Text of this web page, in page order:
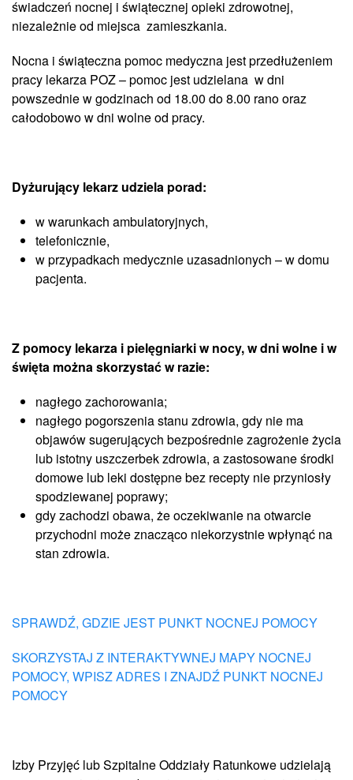
świadczeń nocnej i świątecznej opieki zdrowotnej,
niezależnie od miejsca zamieszkania.
Nocna i świąteczna pomoc medyczna jest przedłużeniem
pracy lekarza POZ – pomoc jest udzielana w dni
powszednie w godzinach od 18.00 do 8.00 rano oraz
całodobowo w dni wolne od pracy.
Dyżurujący lekarz udziela porad:
w warunkach ambulatoryjnych,
telefonicznie,
w przypadkach medycznie uzasadnionych – w domu
pacjenta.
Z pomocy lekarza i pielęgniarki w nocy, w dni wolne i w
święta można skorzystać w razie:
nagłego zachorowania;
nagłego pogorszenia stanu zdrowia, gdy nie ma
objawów sugerujących bezpośrednie zagrożenie życia
lub istotny uszczerbek zdrowia, a zastosowane środki
domowe lub leki dostępne bez recepty nie przyniosły
spodziewanej poprawy;
gdy zachodzi obawa, że oczekiwanie na otwarcie
przychodni może znacząco niekorzystnie wpłynąć na
stan zdrowia.
SPRAWDŹ, GDZIE JEST PUNKT NOCNEJ POMOCY
SKORZYSTAJ Z INTERAKTYWNEJ MAPY NOCNEJ
POMOCY, WPISZ ADRES I ZNAJDŹ PUNKT NOCNEJ
POMOCY
Izby Przyjęć lub Szpitalne Oddziały Ratunkowe udzielają